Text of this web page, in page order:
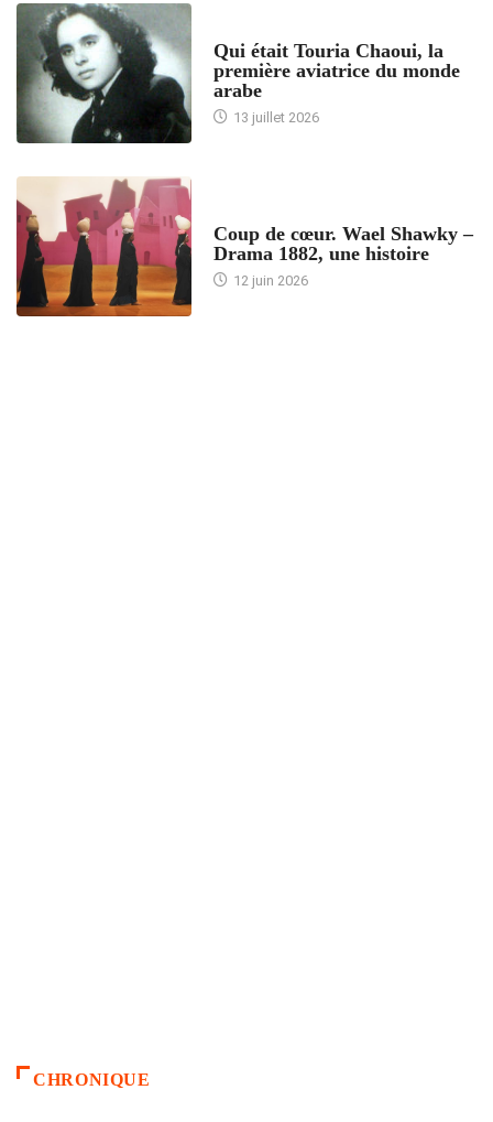
Qui était Touria Chaoui, la
première aviatrice du monde
arabe
13 juillet 2026
Coup de cœur. Wael Shawky –
Drama 1882, une histoire
12 juin 2026
CHRONIQUE